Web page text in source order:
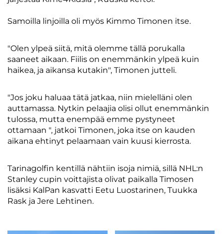
Samoilla linjoilla oli myös Kimmo Timonen itse.
"Olen ylpeä siitä, mitä olemme tällä porukalla
saaneet aikaan. Fiilis on enemmänkin ylpeä kuin
haikea, ja aikansa kutakin", Timonen jutteli.
"Jos joku haluaa tätä jatkaa, niin mielelläni olen
auttamassa. Nytkin pelaajia olisi ollut enemmänkin
tulossa, mutta enempää emme pystyneet
ottamaan ", jatkoi Timonen, joka itse on kauden
aikana ehtinyt pelaamaan vain kuusi kierrosta.
Tarinagolfin kentillä nähtiin isoja nimiä, sillä NHL:n
Stanley cupin voittajista olivat paikalla Timosen
lisäksi KalPan kasvatti Eetu Luostarinen, Tuukka
Rask ja Jere Lehtinen.